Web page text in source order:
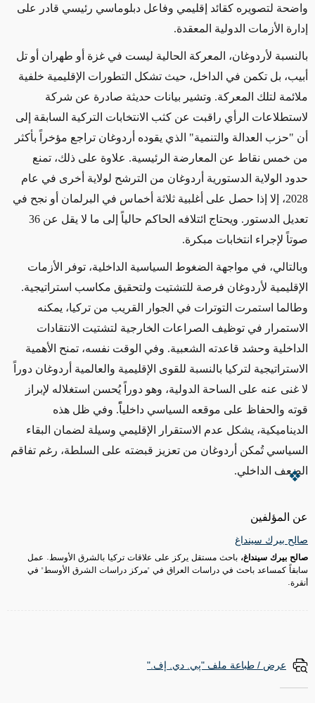
عن المؤلفين
صالح بيرك سينداغ
صالح بيرك سينداغ، باحث مستقل يركز على علاقات تركيا بالشرق الأوسط. عمل
سابقاً كمساعد باحث في دراسات العراق في "مركز دراسات الشرق الأوسط" في
أنقرة.
واضحة لتصويره كقائد إقليمي وفاعل دبلوماسي رئيسي قادر على
إدارة الأزمات الدولية المعقدة.
بالنسبة لأردوغان، المعركة الحالية ليست في غزة أو طهران أو تل
أبيب، بل تكمن في الداخل، حيث تشكل التطورات الإقليمية خلفية
ملائمة لتلك المعركة. وتشير بيانات حديثة صادرة عن شركة
لاستطلاعات الرأي راقبت عن كثب الانتخابات التركية السابقة إلى
أن "حزب العدالة والتنمية" الذي يقوده أردوغان تراجع مؤخراً بأكثر
من خمس نقاط عن المعارضة الرئيسية. علاوة على ذلك، تمنع
حدود الولاية الدستورية أردوغان من الترشح لولاية أخرى في عام
2028، إلا إذا حصل على أغلبية ثلاثة أخماس في البرلمان أو نجح في
تعديل الدستور. ويحتاج ائتلافه الحاكم حالياً إلى ما لا يقل عن 36
صوتاً لإجراء انتخابات مبكرة.
وبالتالي، في مواجهة الضغوط السياسية الداخلية، توفر الأزمات
الإقليمية لأردوغان فرصة للتشتيت ولتحقيق مكاسب استراتيجية.
وطالما استمرت التوترات في الجوار القريب من تركيا، يمكنه
الاستمرار في توظيف الصراعات الخارجية لتشتيت الانتقادات
الداخلية وحشد قاعدته الشعبية. وفي الوقت نفسه، تمنح الأهمية
الاستراتيجية لتركيا بالنسبة للقوى الإقليمية والعالمية أردوغان دوراً
لا غنى عنه على الساحة الدولية، وهو دوراً يُحسن استغلاله لإبراز
قوته والحفاظ على موقعه السياسي داخلياًً. وفي ظل هذه
الديناميكية، يشكل عدم الاستقرار الإقليمي وسيلة لضمان البقاء
السياسي تُمكن أردوغان من تعزيز قبضته على السلطة، رغم تفاقم
الضعف الداخلي.
عرض / طباعة ملف "پي. دي. إف."